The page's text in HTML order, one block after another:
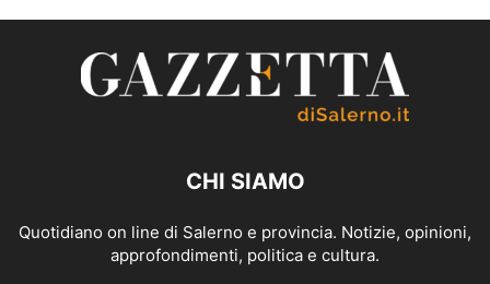
CHI SIAMO
Quotidiano on line di Salerno e provincia. Notizie, opinioni,
approfondimenti, politica e cultura.